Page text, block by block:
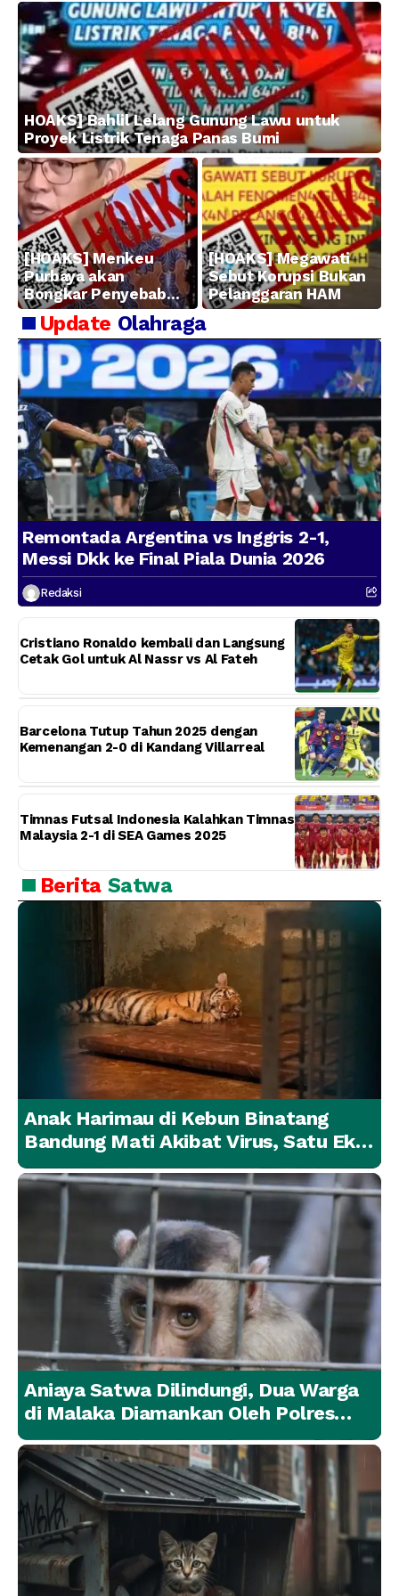
HOAKS] Bahlil Lelang Gunung Lawu untuk
Proyek Listrik Tenaga Panas Bumi
[HOAKS] Menkeu
Purbaya akan
Bongkar Penyebab
Kerugian BUMN
[HOAKS] Megawati
Sebut Korupsi Bukan
Pelanggaran HAM
Update Olahraga
Remontada Argentina vs Inggris 2-1,
Messi Dkk ke Final Piala Dunia 2026
Redaksi
Cristiano Ronaldo kembali dan Langsung
Cetak Gol untuk Al Nassr vs Al Fateh
Barcelona Tutup Tahun 2025 dengan
Kemenangan 2-0 di Kandang Villarreal
Timnas Futsal Indonesia Kalahkan Timnas
Malaysia 2-1 di SEA Games 2025
Berita Satwa
Anak Harimau di Kebun Binatang
Bandung Mati Akibat Virus, Satu Ekor
Lainnya Berangsur Membaik
Aniaya Satwa Dilindungi, Dua Warga
di Malaka Diamankan Oleh Polres
Malaka